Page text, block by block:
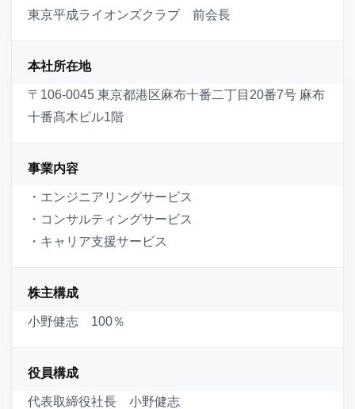
東京平成ライオンズクラブ 前会長
本社所在地
〒106-0045 東京都港区麻布十番二丁目20番7号 麻布
十番髙木ビル1階
事業内容
・エンジニアリングサービス
・コンサルティングサービス
・キャリア支援サービス
株主構成
小野健志 100％
役員構成
代表取締役社長 小野健志